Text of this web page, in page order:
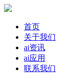
首页
关于我们
ai资讯
ai应用
联系我们